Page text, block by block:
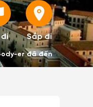
Sắp đi
er đã đến